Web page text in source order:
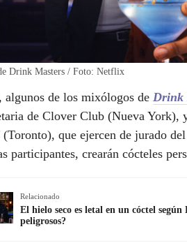
Drink Masters / Foto: Netflix
algunos de los mixólogos de Drink
de Clover Club (Nueva York),
que ejercen de jurado
participantes, crearán cócteles
Relacionado
El hielo seco es letal en un cóctel
peligrosos?